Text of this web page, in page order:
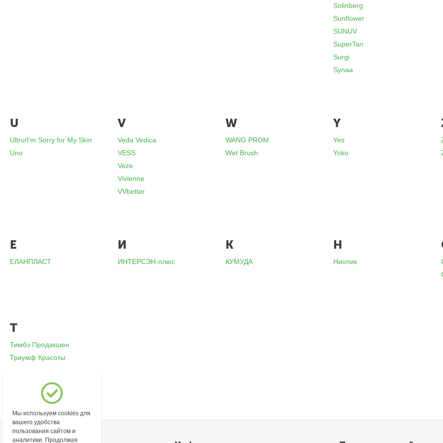
Solinberg
Sunflower
SUNUV
SuperTan
Surgi
Synaa
U
Ultru/I'm Sorry for My Skin
Uno
V
Veda Vedica
VESS
Veze
Vivienne
VVbetter
W
WANG PROM
Wet Brush
Y
Yes
Yoko
Е
ЕЛАНПЛАСТ
И
ИНТЕРСЭН-плюс
К
КУМУДА
Н
Ниопик
Т
Тимбэ Продакшен
Триумф Красоты
Мы используем cookies для
вашего удобства
пользования сайтом и
аналитики. Продолжая